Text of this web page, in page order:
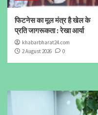
फिटनेस का मूल मंत्र है खेल के
प्रति जागरूकता : रेखा आर्या
khabarbharat24.com
2 August 2026
0